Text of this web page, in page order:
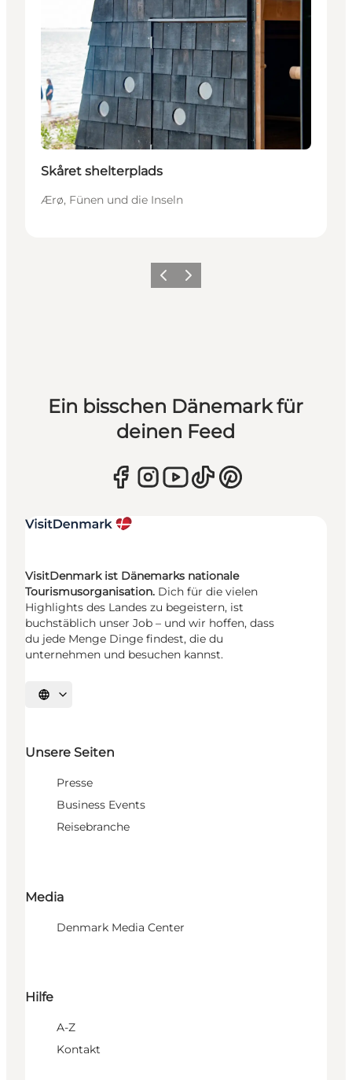
Skåret shelterplads
Ærø, Fünen und die Inseln
ZurückWeiter
Ein bisschen Dänemark für
deinen Feed
VisitDenmark ist Dänemarks nationale
Tourismusorganisation. Dich für die vielen
Highlights des Landes zu begeistern, ist
buchstäblich unser Job – und wir hoffen, dass
du jede Menge Dinge findest, die du
unternehmen und besuchen kannst.
Sprache auswählen
Unsere Seiten
Presse
Business Events
Reisebranche
Media
Denmark Media Center
Hilfe
A-Z
Kontakt